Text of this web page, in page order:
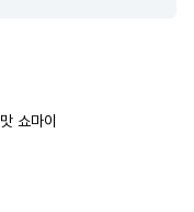
쇼마이